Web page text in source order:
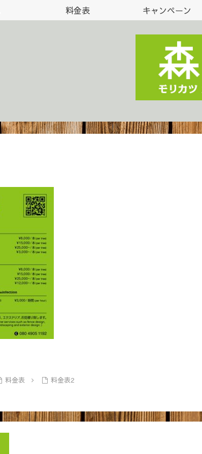
料金表 キャンペーン
料金表 料金表2